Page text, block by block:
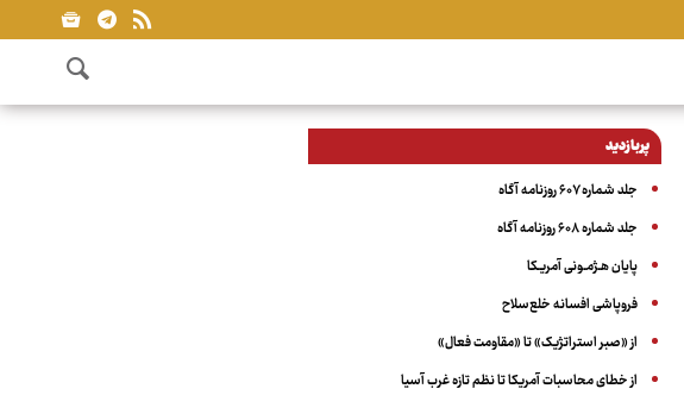
پربازدید
جلد شماره ۶۰۷ روزنامه آگاه
جلد شماره ۶۰۸ روزنامه آگاه
پایان هـژمـونی آمریـکا
فروپاشی افسانه خلع‌سلاح
از «صبر استراتژیک» تا «مقاومت فعال»
از خطای محاسبات آمریکا تا نظم تازه غرب آسیا